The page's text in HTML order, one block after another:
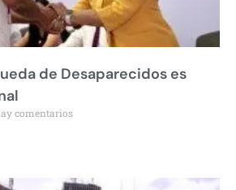
de Desaparecidos es
comentarios